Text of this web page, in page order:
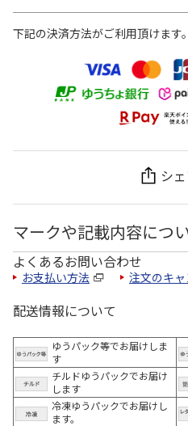
下記の決済方法がご利用頂けます。
シ
マークや記載内容につ
よくあるお問い合わせ
お支払い方法 注文のキ
配送情報について
ゆうパック等でお届けしま
す
チルドゆうパックでお届け
します
冷凍ゆうパックでお届けし
ます。